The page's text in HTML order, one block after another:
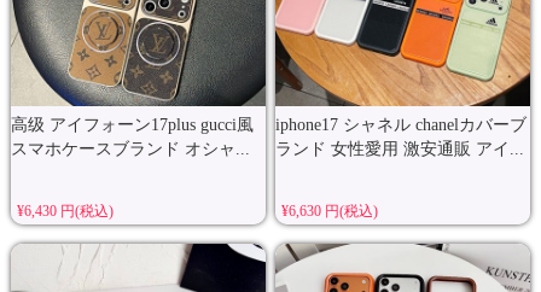
高级 アイフォーン17plus gucci風
スマホケースブランド オシャ...
¥6,430 円(税込)
iphone17 シャネル chanelカバーブ
ランド 女性愛用 激安通販 アイ...
¥6,630 円(税込)